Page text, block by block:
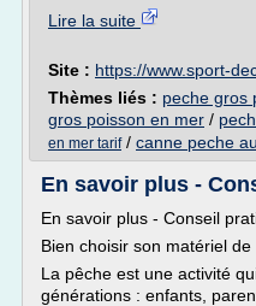
Lire la suite
Site : https://www.sport-
Thèmes liés : peche gros
gros poisson en mer /
en mer tarif/ canne peche
En savoir plus -
En savoir plus - Conseil
Bien choisir son matériel de
La pêche est une activité
générations : enfants,